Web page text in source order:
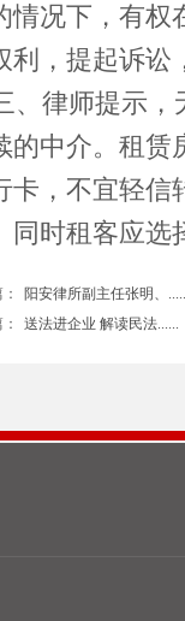
情况下，有权
利，提起诉讼
、律师提示，
的中介。租赁
卡，不宜轻信
同时租客应选
阳安律所副主任张明、
送法进企业 解读民法......